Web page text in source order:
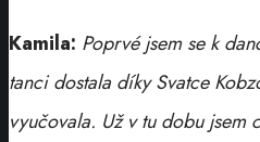
Kamila: Poprvé jsem se k
tanci dostala díky Svatce
vyučovala. Už v tu dobu jsem